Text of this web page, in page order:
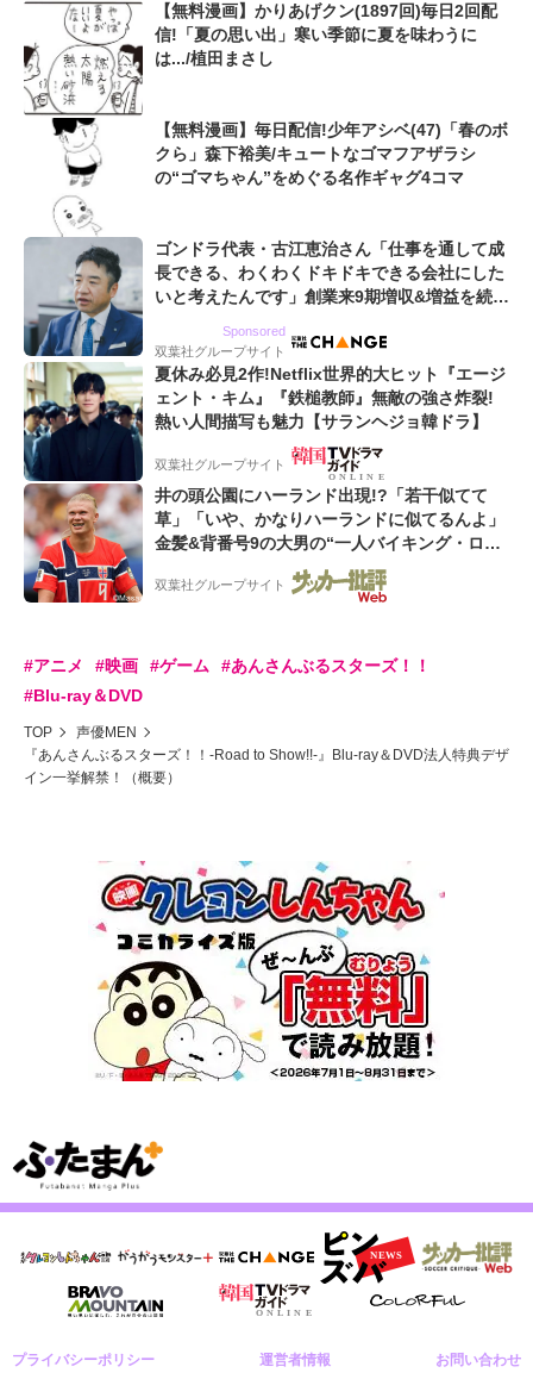
【無料漫画】かりあげクン(1897回)毎日2回配
信!「夏の思い出」寒い季節に夏を味わうに
は.../植田まさし
【無料漫画】毎日配信!少年アシベ(47)「春のボ
クら」森下裕美/キュートなゴマフアザラシ
の“ゴマちゃん”をめぐる名作ギャグ4コマ
ゴンドラ代表・古江恵治さん「仕事を通して成
長できる、わくわくドキドキできる会社にした
いと考えたんです」創業来9期増収&増益を続け
Sponsored
双葉社グループサイト
夏休み必見2作!Netflix世界的大ヒット『エージ
ェント・キム』『鉄槌教師』無敵の強さ炸裂!
熱い人間描写も魅力【サランヘジョ韓ドラ】
双葉社グループサイト
井の頭公園にハーランド出現!?「若干似てて
草」「いや、かなりハーランドに似てるんよ」
金髪&背番号9の大男の“一人バイキング・ロ
ー”映像が話題!「元気をもらった」
双葉社グループサイト
#アニメ #映画 #ゲーム
#あんさんぶるスターズ！！
#Blu-ray＆DVD
TOP
声優MEN
『あんさんぶるスターズ！！-Road to Show!!-』Blu-ray＆DVD法人特典デザ
イン一挙解禁！（概要）
プライバシーポリシー 運営者情報 お問い合わせ